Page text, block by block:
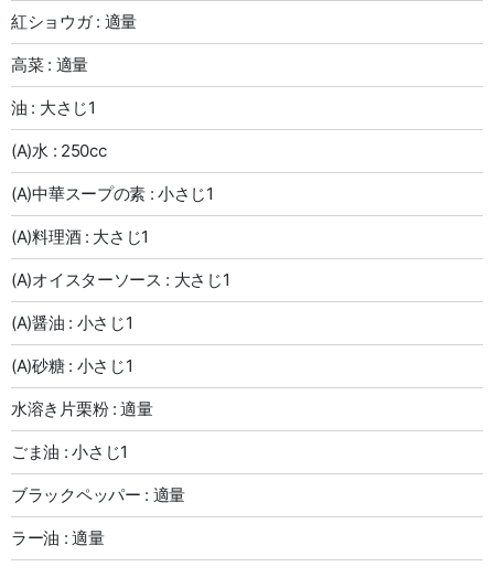
紅ショウガ : 適量
高菜 : 適量
油 : 大さじ1
(A)水 : 250cc
(A)中華スープの素 : 小さじ1
(A)料理酒 : 大さじ1
(A)オイスターソース : 大さじ1
(A)醤油 : 小さじ1
(A)砂糖 : 小さじ1
水溶き片栗粉 : 適量
ごま油 : 小さじ1
ブラックペッパー : 適量
ラー油 : 適量